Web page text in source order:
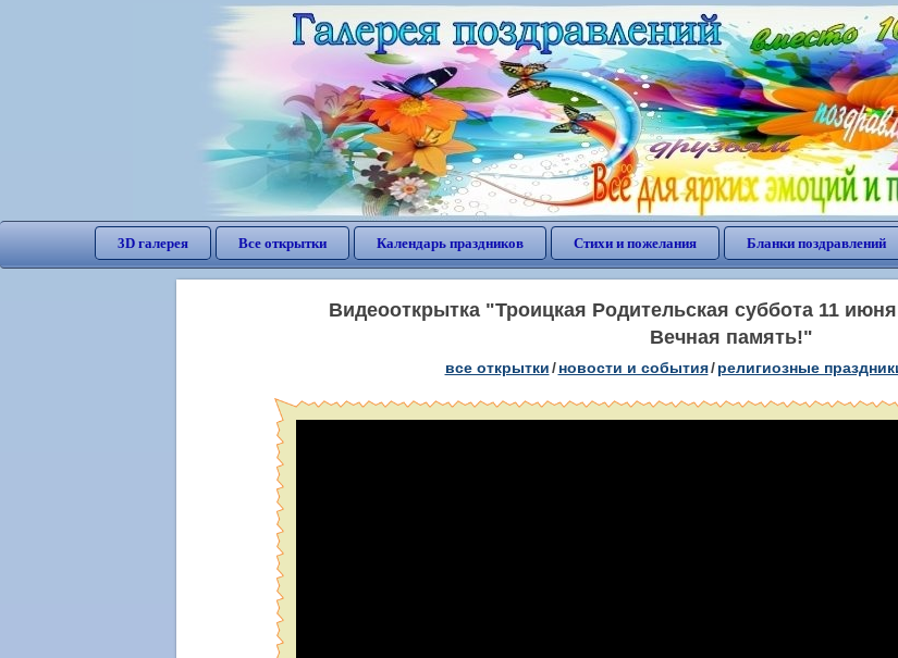
3D галерея Все открытки Календарь праздников Стихи и пожелания Бланки поздравлений
Видеооткрытка "Троицкая Родительская суббота 11
Вечная память!"
все открытки/ новости и события/ религиозные